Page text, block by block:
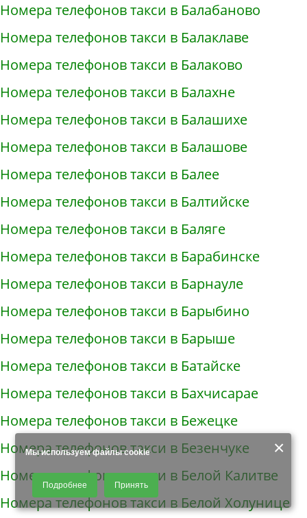
×
Мы используем файлы cookie
Продолжая использовать наш сайт, Вы даете согласие на обработку
файлов - COOKIES, пользовательских данных (файлы-cookies, IP-адрес,
данные об идентификаторе браузера, дата и время осуществления
доступа к сайту, история поисковых запросов) для сбора аналитической и
Подробнее Принять
Номера телефонов такси в Балабаново
Номера телефонов такси в Балаклаве
Номера телефонов такси в Балаково
Номера телефонов такси в Балахне
Номера телефонов такси в Балашихе
Номера телефонов такси в Балашове
Номера телефонов такси в Балее
Номера телефонов такси в Балтийске
Номера телефонов такси в Баляге
Номера телефонов такси в Барабинске
Номера телефонов такси в Барнауле
Номера телефонов такси в Барыбино
Номера телефонов такси в Барыше
Номера телефонов такси в Батайске
Номера телефонов такси в Бахчисарае
Номера телефонов такси в Бежецке
Номера телефонов такси в Безенчуке
Номера телефонов такси в Белой Калитве
Номера телефонов такси в Белой Холунице